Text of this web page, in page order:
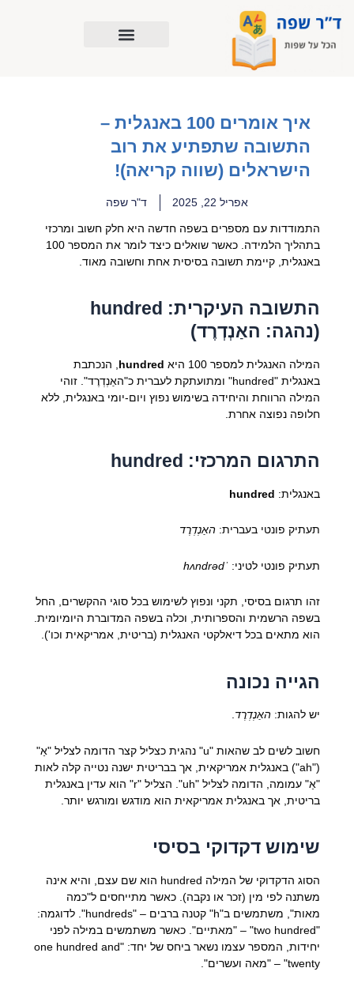
לתוכן
איך אומרים 100 באנגלית –
התשובה שתפתיע את רוב
הישראלים (שווה קריאה)!
אפריל 22, 2025 ד"ר שפה
התמודדות עם מספרים בשפה חדשה היא חלק חשוב ומרכזי
בתהליך הלמידה. כאשר שואלים כיצד לומר את המספר 100
באנגלית, קיימת תשובה בסיסית אחת וחשובה מאוד.
התשובה העיקרית: hundred
(נהגה: האַנְדְרֶד)
המילה האנגלית למספר 100 היא hundred , הנכתבת
באנגלית "hundred" ומתועתקת לעברית כ"האַנְדְרֶד". זוהי
המילה הרווחת והיחידה בשימוש נפוץ ויום-יומי באנגלית, ללא
חלופה נפוצה אחרת.
התרגום המרכזי: hundred
באנגלית: hundred
תעתיק פונטי בעברית: האַנְדְרֶד
תעתיק פונטי לטיני: ˈhʌndrəd
זהו תרגום בסיסי, תקני ונפוץ לשימוש בכל סוגי ההקשרים, החל
בשפה הרשמית והספרותית, וכלה בשפה המדוברת היומיומית.
הוא מתאים בכל דיאלקטי האנגלית (בריטית, אמריקאית וכו').
הגייה נכונה
יש להגות: האַנְדְרֶד.
חשוב לשים לב שהאות "u" נהגית כצליל קצר הדומה לצליל "אַ"
("ah") באנגלית אמריקאית, אך בבריטית ישנה נטייה קלה לאות
"אַ" עמומה, הדומה לצליל "uh". הצליל "r" הוא עדין באנגלית
בריטית, אך באנגלית אמריקאית הוא מודגש ומורגש יותר.
שימוש דקדוקי בסיסי
הסוג הדקדוקי של המילה hundred הוא שם עצם, והיא אינה
משתנה לפי מין (זכר או נקבה). כאשר מתייחסים ל"כמה
מאות", משתמשים ב"h" קטנה ברבים – "hundreds". לדוגמה:
"two hundred" – "מאתיים". כאשר משתמשים במילה לפני
יחידות, המספר עצמו נשאר ביחס של יחד: "one hundred and
twenty" – "מאה ועשרים".